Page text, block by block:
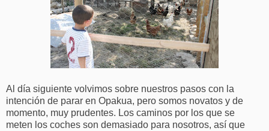
Al día siguiente volvimos sobre nuestros pasos con la
intención de parar en Opakua, pero somos novatos y de
momento, muy prudentes. Los caminos por los que se
meten los coches son demasiado para nosotros, así que